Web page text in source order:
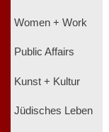
Women + Work
Public Affairs
Kunst + Kultur
Jüdisches Leben